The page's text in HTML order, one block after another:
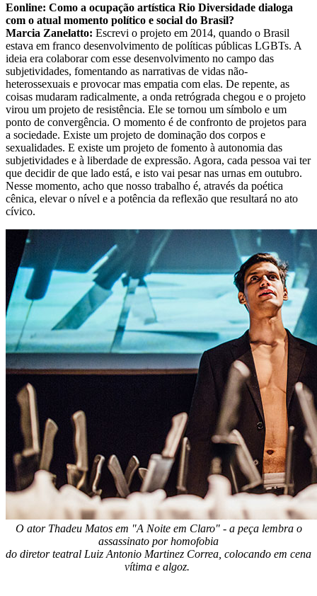
Eonline: Como a ocupação artística Rio Diversidade dialoga
com o atual momento político e social do Brasil?
Marcia Zanelatto: Escrevi o projeto em 2014, quando o Brasil
estava em franco desenvolvimento de políticas públicas LGBTs. A
ideia era colaborar com esse desenvolvimento no campo das
subjetividades, fomentando as narrativas de vidas não-
heterossexuais e provocar mas empatia com elas. De repente, as
coisas mudaram radicalmente, a onda retrógrada chegou e o projeto
virou um projeto de resistência. Ele se tornou um símbolo e um
ponto de convergência. O momento é de confronto de projetos para
a sociedade. Existe um projeto de dominação dos corpos e
sexualidades. E existe um projeto de fomento à autonomia das
subjetividades e à liberdade de expressão. Agora, cada pessoa vai ter
que decidir de que lado está, e isto vai pesar nas urnas em outubro.
Nesse momento, acho que nosso trabalho é, através da poética
cênica, elevar o nível e a potência da reflexão que resultará no ato
cívico.
O ator Thadeu Matos em "A Noite em Claro" - a peça lembra o
assassinato por homofobia
do diretor teatral Luiz Antonio Martinez Correa, colocando em cena
vítima e algoz.